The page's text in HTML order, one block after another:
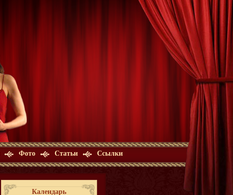
Фото Статьи Ссылки
Календарь